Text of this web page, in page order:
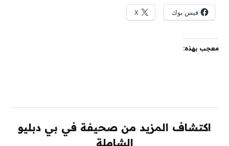
فيس بوك X
معجب بهذه:
اكتشاف المزيد من صحيفة في بي دبليو
الشاملة